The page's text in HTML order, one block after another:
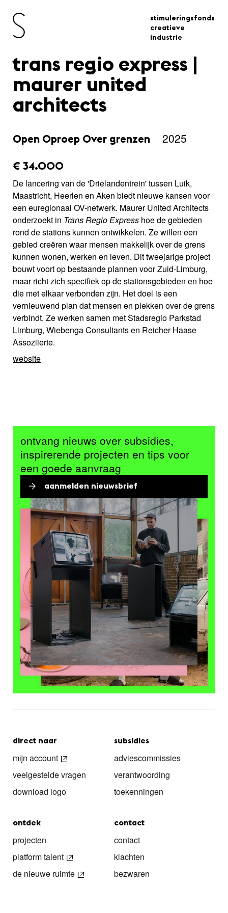
stimuleringsfonds
creatieve
industrie
trans regio express |
maurer united
architects
Open Oproep Over grenzen 2025
amount_issued:
€ 34.000
De lancering van de 'Drielandentrein' tussen Luik,
Maastricht, Heerlen en Aken biedt nieuwe kansen voor
een euregionaal OV-netwerk. Maurer United Architects
onderzoekt in Trans Regio Express hoe de gebieden
rond de stations kunnen ontwikkelen. Ze willen een
gebied creëren waar mensen makkelijk over de grens
kunnen wonen, werken en leven. Dit tweejarige project
bouwt voort op bestaande plannen voor Zuid-Limburg,
maar richt zich specifiek op de stationsgebieden en hoe
die met elkaar verbonden zijn. Het doel is een
vernieuwend plan dat mensen en plekken over de grens
verbindt. Ze werken samen met Stadsregio Parkstad
Limburg, Wiebenga Consultants en Reicher Haase
Assoziierte.
website
ontvang nieuws over subsidies,
inspirerende projecten en tips voor
een goede aanvraag
aanmelden nieuwsbrief
direct naar
mijn account
veelgestelde vragen
download logo
subsidies
adviescommissies
verantwoording
toekenningen
ontdek
projecten
platform talent
de nieuwe ruimte
contact
contact
klachten
bezwaren